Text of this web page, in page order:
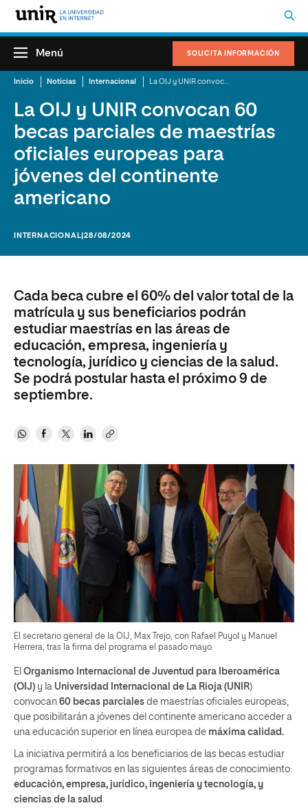
SOLICITA INFORMACIÓN
Menú
Inicio Noticias Internacional
La OIJ y UNIR convocan 60
becas parciales de maestrías
oficiales europeas para
jóvenes del continente
americano
INTERNACIONAL |28/08/2024
Cada beca cubre el 60% del valor total de la
matrícula y sus beneficiarios podrán
estudiar maestrías en las áreas de
educación, empresa, ingeniería y
tecnología, jurídico y ciencias de la salud.
Se podrá postular hasta el próximo 9 de
septiembre.
El secretario general de la OIJ, Max Trejo, con Rafael Puyol y Manuel
Herrera, tras la firma del programa el pasado mayo.
El Organismo Internacional de Juventud para Iberoamérica
(OIJ) y la Universidad Internacional de La Rioja (UNIR)
convocan 60 becas parciales de maestrías oficiales europeas,
que posibilitarán a jóvenes del continente americano acceder a
una educación superior en línea europea de máxima calidad.
La iniciativa permitirá a los beneficiarios de las becas estudiar
programas formativos en las siguientes áreas de conocimiento:
educación, empresa, jurídico, ingeniería y tecnología, y
ciencias de la salud